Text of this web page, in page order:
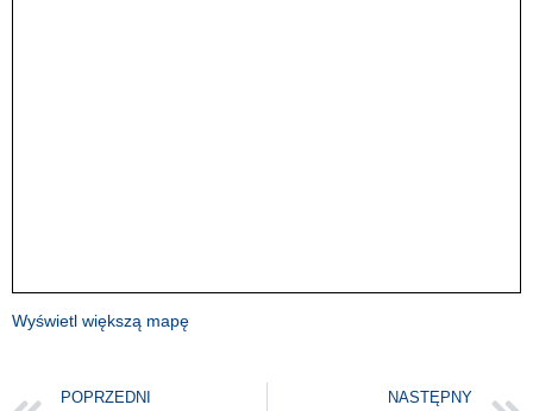
Wyświetl większą mapę
POPRZEDNI NASTĘPNY